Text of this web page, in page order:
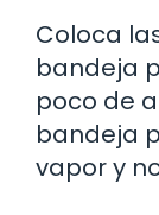
Coloca
bandeja
poco de
bandeja
vapor y